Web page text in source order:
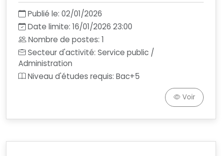
Publié le: 02/01/2026
Date limite: 16/01/2026 23:00
Nombre de postes: 1
Secteur d'activité: Service public /
Administration
Niveau d'études requis: Bac+5
Voir